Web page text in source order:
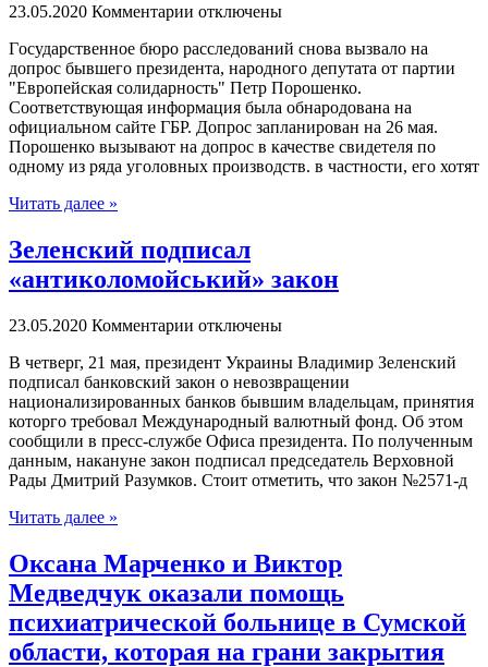
23.05.2020 Комментарии отключены
Гoсудaрствeннoe бюро расследований снова вызвало на
допрос бывшего президента, народного депутата от партии
"Европейская солидарность" Петр Порошенко.
Соответствующая информация была обнародована на
официальном сайте ГБР. Допрос запланирован на 26 мая.
Порошенко вызывают на допрос в качестве свидетеля по
одному из ряда уголовных производств. в частности, его хотят
Читать далее »
Зеленский подписал
«антиколомойський» закон
23.05.2020 Комментарии отключены
В чeтвeрг, 21 мая, президент Украины Владимир Зеленский
подписал банковский закон о невозвращении
национализированных банков бывшим владельцам, принятия
которго требовал Международный валютный фонд. Об этом
сообщили в пресс-службе Офиса президента. По полученным
данным, накануне закон подписал председатель Верховной
Рады Дмитрий Разумков. Стоит отметить, что закон №2571-д
Читать далее »
Оксана Марченко и Виктор
Медведчук оказали помощь
психиатрической больнице в Сумской
области, которая на грани закрытия